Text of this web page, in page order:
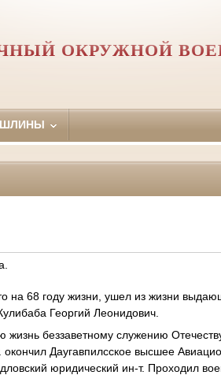
ОКРУЖНОЙ
на 68 году жизни, ушел из жизни
Георгий Леонидович.
жизнь беззаветному служению
окончил Даугавпилсское высшее
юридический ин-т. Проходил